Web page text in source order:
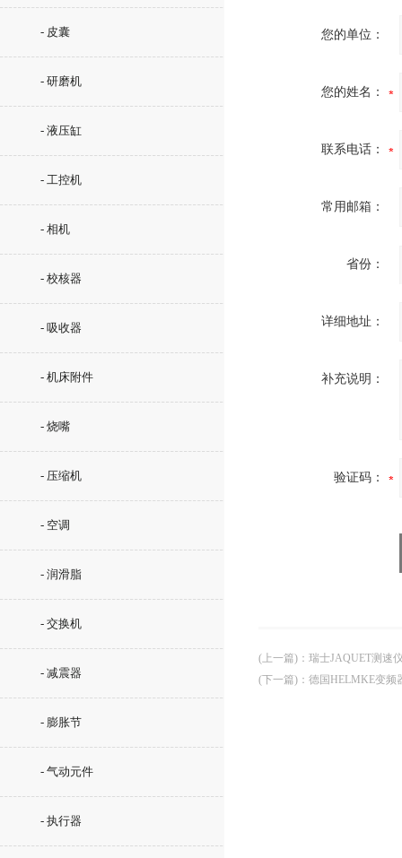
- 皮囊
- 研磨机
- 液压缸
- 工控机
- 相机
- 校核器
- 吸收器
- 机床附件
- 烧嘴
- 压缩机
- 空调
- 润滑脂
- 交换机
- 减震器
- 膨胀节
- 气动元件
- 执行器
您的单位：
您的姓名：
联系电话：
常用邮箱：
省份：
详细地址：
补充说明：
验证码：
(上一篇) ： 瑞士JAQUET测速
(下一篇) ： 德国HELMKE变频